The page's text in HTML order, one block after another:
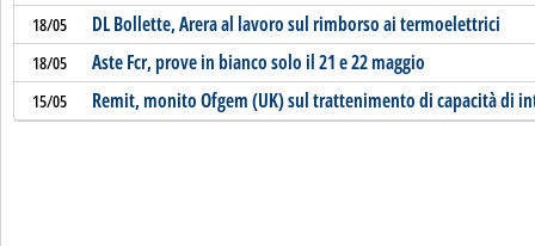
18/05 DL Bollette, Arera al lavoro sul rimborso ai termoelettrici
18/05 Aste Fcr, prove in bianco solo il 21 e 22 maggio
15/05 Remit, monito Ofgem (UK) sul trattenimento di capacità di